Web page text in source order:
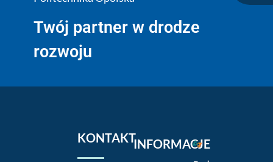
Twój partner w drodze
rozwoju
KONTAKTINFORMACJE